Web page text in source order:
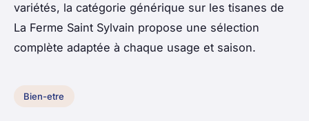
variétés, la catégorie générique sur les tisanes de
La Ferme Saint Sylvain propose une sélection
complète adaptée à chaque usage et saison.
Bien-etre